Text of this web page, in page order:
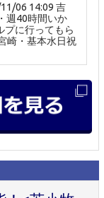
06 14:09 吉
週40時間いか
に行ってもら
崎・基本水日祝